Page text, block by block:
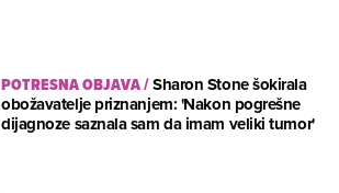
POTRESNA OBJAVA/Sharon Stone šokirala
obožavatelje priznanjem: 'Nakon pogrešne
dijagnoze saznala sam da imam veliki tumor'